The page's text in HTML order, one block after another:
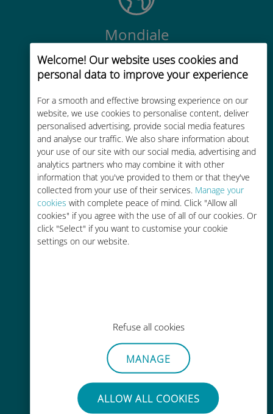
Welcome! Our website uses cookies and
personal data to improve your experience
For a smooth and effective browsing experience on our
website, we use cookies to personalise content, deliver
personalised advertising, provide social media features
and analyse our traffic. We also share information about
your use of our site with our social media, advertising and
analytics partners who may combine it with other
information that you've provided to them or that they've
collected from your use of their services. Manage your
cookies with complete peace of mind. Click "Allow all
cookies" if you agree with the use of all of our cookies. Or
click "Select" if you want to customise your cookie
settings on our website.
Refuse all cookies
MANAGE
ALLOW ALL COOKIES
Mondiale
Connectivité cellulaire mondiale de
haute qualité dans plus de
200 destinations
Économique
Jusqu'à 90 % moins cher que les
frais d'itinérance avec votre
opérateur habituel
Partout via l'app Ubigi, même sans
Wi-Fi ou data sur votre compte